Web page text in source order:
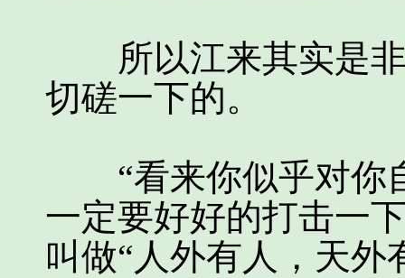
所以江来其实是非
切磋一下的。
“看来你似乎对你
一定要好好的打击一
叫做“人外有人，天外